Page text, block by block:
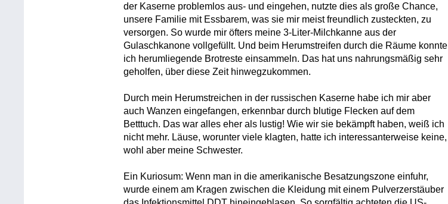
der Kaserne problemlos aus- und eingehen, nutzte dies als große Chance,
unsere Familie mit Essbarem, was sie mir meist freundlich zusteckten, zu
versorgen. So wurde mir öfters meine 3-Liter-Milchkanne aus der
Gulaschkanone vollgefüllt. Und beim Herumstreifen durch die Räume konnte
ich herumliegende Brotreste einsammeln. Das hat uns nahrungsmäßig sehr
geholfen, über diese Zeit hinwegzukommen.
Durch mein Herumstreichen in der russischen Kaserne habe ich mir aber
auch Wanzen eingefangen, erkennbar durch blutige Flecken auf dem
Betttuch. Das war alles eher als lustig! Wie wir sie bekämpft haben, weiß ich
nicht mehr. Läuse, worunter viele klagten, hatte ich interessanterweise keine,
wohl aber meine Schwester.
Ein Kuriosum: Wenn man in die amerikanische Besatzungszone einfuhr,
wurde einem am Kragen zwischen die Kleidung mit einem Pulverzerstäuber